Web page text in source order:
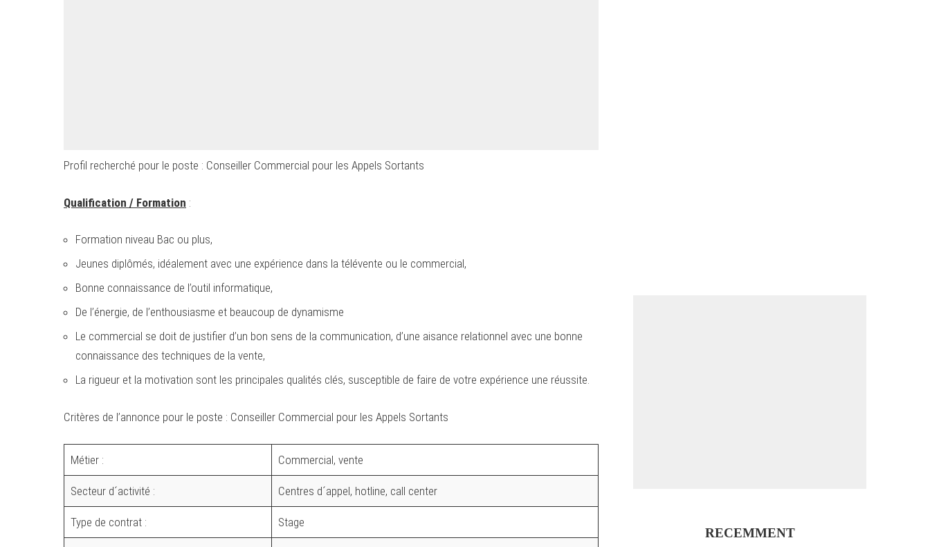
Profil recherché pour le poste : Conseiller Commercial pour les Appels Sortants
Qualification / Formation :
Formation niveau Bac ou plus,
Jeunes diplômés, idéalement avec une expérience dans la télévente ou le commercial,
Bonne connaissance de l’outil informatique,
De l’énergie, de l’enthousiasme et beaucoup de dynamisme
Le commercial se doit de justifier d’un bon sens de la communication, d’une aisance relationnel avec une bonne
connaissance des techniques de la vente,
La rigueur et la motivation sont les principales qualités clés, susceptible de faire de votre expérience une réussite.
Critères de l’annonce pour le poste : Conseiller Commercial pour les Appels Sortants
Métier : Commercial, vente
Secteur d´activité : Centres d´appel, hotline, call center
Type de contrat : Stage
RECEMMENT